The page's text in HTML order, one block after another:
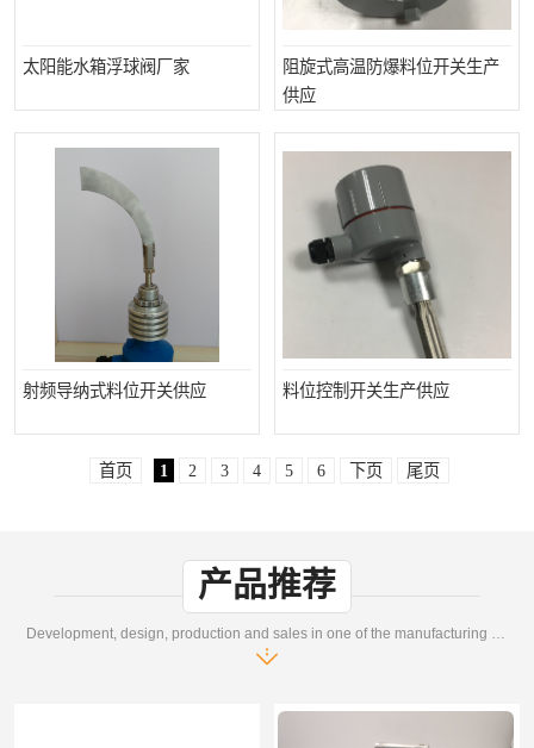
太阳能水箱浮球阀厂家
阻旋式高温防爆料位开关生产
供应
射频导纳式料位开关供应 料位控制开关生产供应
首页 1 2 3 4 5 6 下页 尾页
产品推荐
Development, design, production and sales in one of the manufacturing enterprises